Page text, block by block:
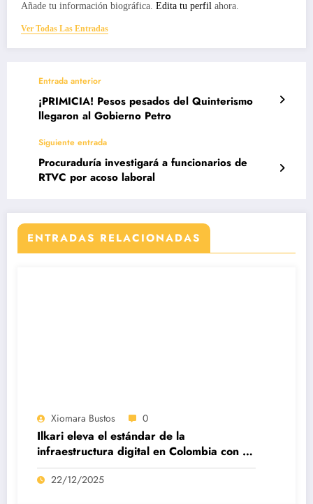
Añade tu información biográfica. Edita tu perfil ahora.
Ver Todas Las Entradas
Entrada anterior
¡PRIMICIA! Pesos pesados del Quinterismo
llegaron al Gobierno Petro
Siguiente entrada
Procuraduría investigará a funcionarios de
RTVC por acoso laboral
ENTRADAS RELACIONADAS
Xiomara Bustos 0
Ilkari eleva el estándar de la
infraestructura digital en Colombia con su
datacenter certificado Nivel IV de ICREA
22/12/2025